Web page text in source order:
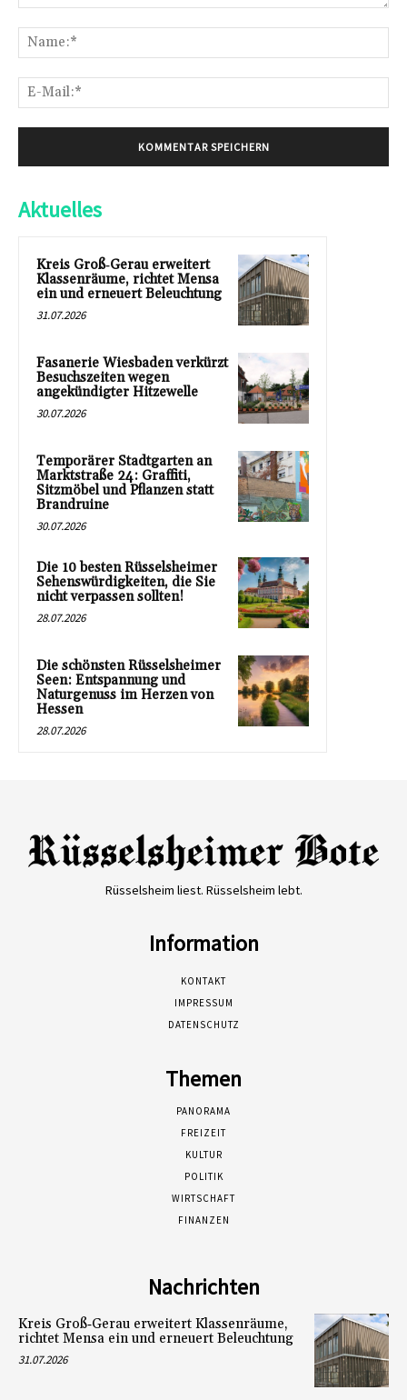
Aktuelles
Kreis Groß‑Gerau erweitert
Klassenräume, richtet Mensa
ein und erneuert Beleuchtung
31.07.2026
Fasanerie Wiesbaden verkürzt
Besuchszeiten wegen
angekündigter Hitzewelle
30.07.2026
Temporärer Stadtgarten an
Marktstraße 24: Graffiti,
Sitzmöbel und Pflanzen statt
Brandruine
30.07.2026
Die 10 besten Rüsselsheimer
Sehenswürdigkeiten, die Sie
nicht verpassen sollten!
28.07.2026
Die schönsten Rüsselsheimer
Seen: Entspannung und
Naturgenuss im Herzen von
Hessen
28.07.2026
Rüsselsheim liest. Rüsselsheim lebt.
Information
KONTAKT
IMPRESSUM
DATENSCHUTZ
Themen
PANORAMA
FREIZEIT
KULTUR
POLITIK
WIRTSCHAFT
FINANZEN
Nachrichten
Kreis Groß‑Gerau erweitert Klassenräume,
richtet Mensa ein und erneuert Beleuchtung
31.07.2026